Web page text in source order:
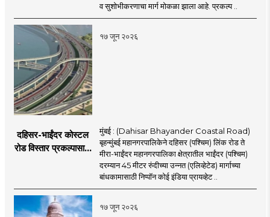
सुरुवात;
व सुशोभीकरणाचा मार्ग मोकळा झाला आहे. प्रकल्प ..
१७ जून २०२६
दहिसर-भाईंदर कोस्टल
रोड विस्तार प्रकल्पासाठी
मंजुरीची प्रतीक्षा
मुंबई : (Dahisar Bhayander Coastal Road)
बृहन्मुंबई महानगरपालिकेने दहिसर (पश्चिम) लिंक रोड ते
मीरा-भाईंदर महानगरपालिका क्षेत्रातील भाईंदर (पश्चिम)
दरम्यान 45 मीटर रुंदीच्या उन्नत (एलिव्हेटेड) मार्गाच्या
बांधकामासाठी निप्पॉन कोई इंडिया प्रायव्हेट ..
१७ जून २०२६